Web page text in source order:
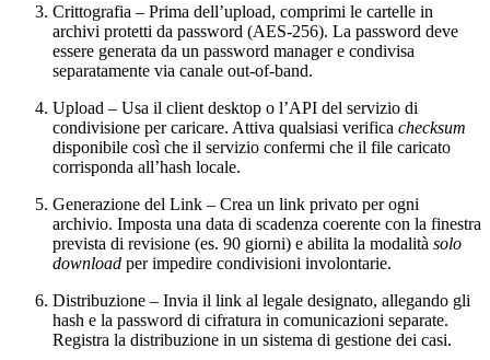
Crittografia – Prima dell’upload, comprimi le cartelle in
archivi protetti da password (AES‑256). La password deve
essere generata da un password manager e condivisa
separatamente via canale out‑of‑band.
Upload – Usa il client desktop o l’API del servizio di
condivisione per caricare. Attiva qualsiasi verifica checksum
disponibile così che il servizio confermi che il file caricato
corrisponda all’hash locale.
Generazione del Link – Crea un link privato per ogni
archivio. Imposta una data di scadenza coerente con la finestra
prevista di revisione (es. 90 giorni) e abilita la modalità solo
download per impedire condivisioni involontarie.
Distribuzione – Invia il link al legale designato, allegando gli
hash e la password di cifratura in comunicazioni separate.
Registra la distribuzione in un sistema di gestione dei casi.